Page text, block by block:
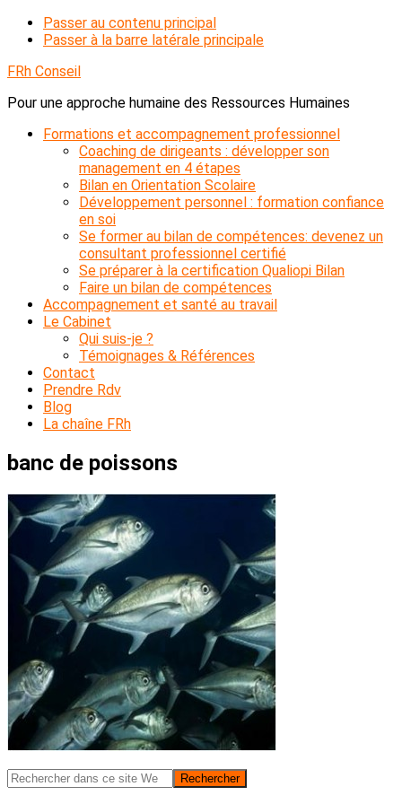
Passer au contenu principal
Passer à la barre latérale principale
FRh Conseil
Pour une approche humaine des Ressources Humaines
Formations et accompagnement professionnel
Coaching de dirigeants : développer son
management en 4 étapes
Bilan en Orientation Scolaire
Développement personnel : formation confiance
en soi
Se former au bilan de compétences: devenez un
consultant professionnel certifié
Se préparer à la certification Qualiopi Bilan
Faire un bilan de compétences
Accompagnement et santé au travail
Le Cabinet
Qui suis-je ?
Témoignages & Références
Contact
Prendre Rdv
Blog
La chaîne FRh
banc de poissons
Barre
Rechercher
dans